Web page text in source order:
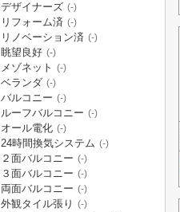
デザイナーズ (-)
リフォーム済 (-)
リノベーション済 (-)
眺望良好 (-)
メゾネット (-)
ベランダ (-)
バルコニー (-)
ルーフバルコニー (-)
オール電化 (-)
24時間換気システム (-)
２面バルコニー (-)
３面バルコニー (-)
両面バルコニー (-)
外観タイル張り (-)